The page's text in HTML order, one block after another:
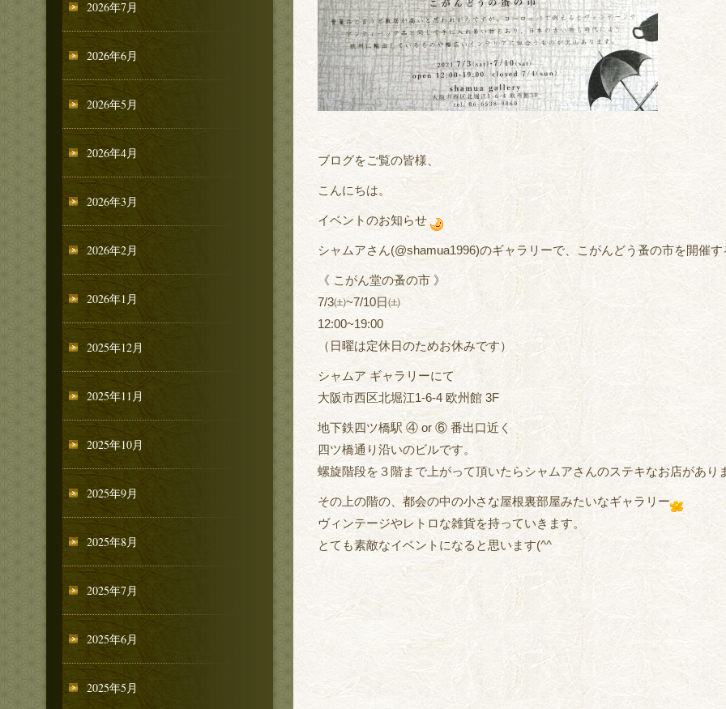
ブログをご覧の皆様、
こんにちは。
イベントのお知らせ
シャムアさん(@shamua1996)のギャラリーで、こがんどう蚤の市を開催
《 こがん堂の蚤の市 》
7/3㈯~7/10日㈯
12:00~19:00
（日曜は定休日のためお休みです）
シャムア ギャラリーにて
大阪市西区北堀江1-6-4 欧州館 3F
地下鉄四ツ橋駅 ④ or ⑥ 番出口近く
四ツ橋通り沿いのビルです。
螺旋階段を３階まで上がって頂いたらシャムアさんのステキなお店があり
その上の階の、都会の中の小さな屋根裏部屋みたいなギャラリー
ヴィンテージやレトロな雑貨を持っていきます。
とても素敵なイベントになると思います(^^
2026年7月
2026年6月
2026年5月
2026年4月
2026年3月
2026年2月
2026年1月
2025年12月
2025年11月
2025年10月
2025年9月
2025年8月
2025年7月
2025年6月
2025年5月